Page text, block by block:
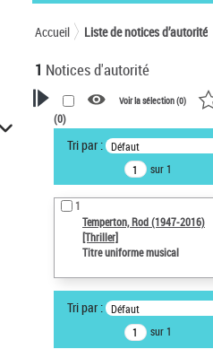
Accueil Liste de notices d’autorité
1 Notices d'autorité
VOTRE RECHERCHE
Recherche avancée dans les
notices d’autorité
Œuvres liées à l'auteur :
Temperton, Rod (1947-2016)
Sauvegarder votre recherche
AFFINER
Type de notice d'autorité
Voir la sélection (0)
(0)
Tri par : Défaut
sur 1
1
Temperton, Rod (1947-2016)
[Thriller]
Titre uniforme musical
Tri par : Défaut
sur 1